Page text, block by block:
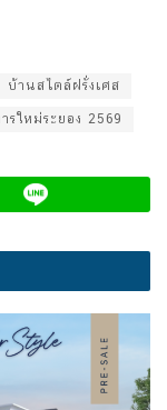
บ้านสไตล์ฝรั่งเศส
ารใหม่ระยอง 2569